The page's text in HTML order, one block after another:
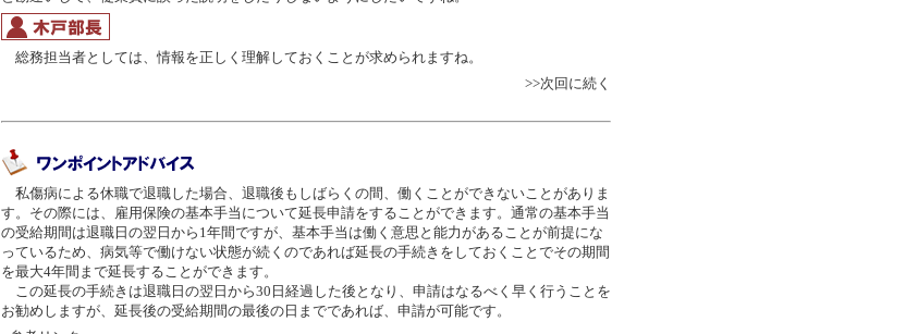
総務担当者としては、情報を正しく理解しておくことが求められますね。
>>次回に続く
私傷病による休職で退職した場合、退職後もしばらくの間、働くことができないことがありま
す。その際には、雇用保険の基本手当について延長申請をすることができます。通常の基本手当
の受給期間は退職日の翌日から1年間ですが、基本手当は働く意思と能力があることが前提にな
っているため、病気等で働けない状態が続くのであれば延長の手続きをしておくことでその期間
を最大4年間まで延長することができます。
この延長の手続きは退職日の翌日から30日経過した後となり、申請はなるべく早く行うことを
お勧めしますが、延長後の受給期間の最後の日までであれば、申請が可能です。